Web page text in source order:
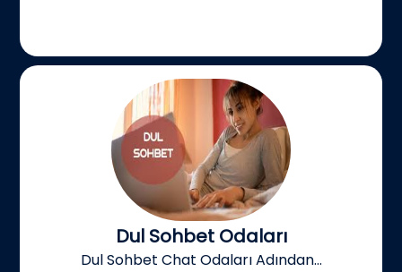
Dul Sohbet Odaları
Dul Sohbet Chat Odaları Adından...